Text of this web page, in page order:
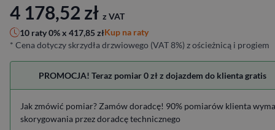
4 178,52 zł z VAT
10 raty 0% x 417,85złKup na raty
* Cena dotyczy skrzydła drzwiowego (VAT 8%) z ościeżnicą i progiem
PROMOCJA! Teraz pomiar 0 zł z dojazdem do klienta gratis
Jak zmówić pomiar? Zamów doradcę! 90% pomiarów klienta
skorygowania przez doradcę technicznego